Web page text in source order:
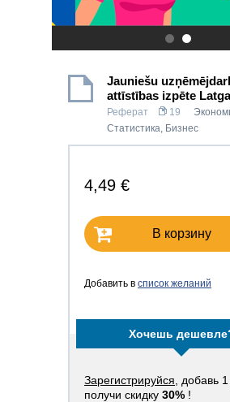
.
Jauniešu
attīstības izpēte
Реферат 19
Статистика, Бизнес
4,49 €
В корзину
Добавить в список желаний
Хочешь
Зарегистрируйся , добавь
получи скидку 30% !